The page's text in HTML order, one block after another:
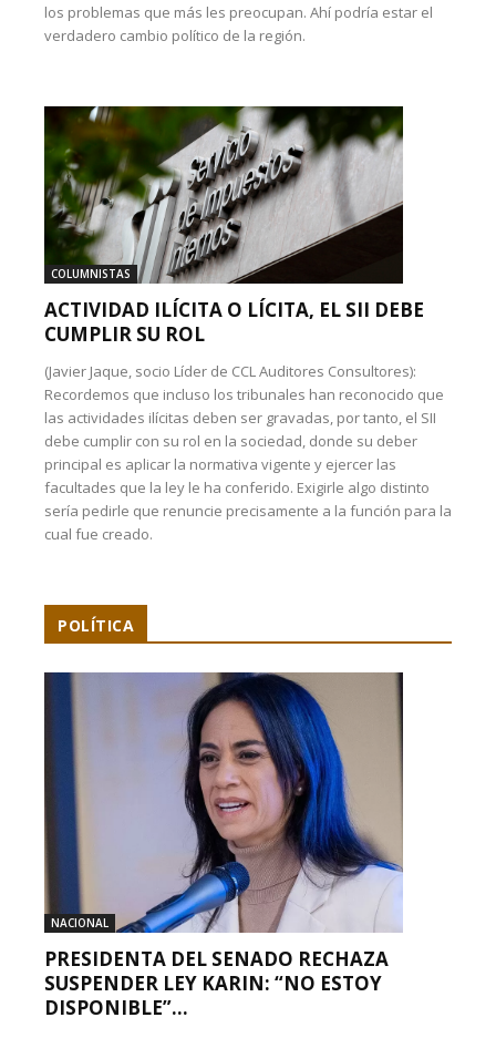
los problemas que más les preocupan. Ahí podría estar el
verdadero cambio político de la región.
COLUMNISTAS
ACTIVIDAD ILÍCITA O LÍCITA, EL SII DEBE
CUMPLIR SU ROL
(Javier Jaque, socio Líder de CCL Auditores Consultores):
Recordemos que incluso los tribunales han reconocido que
las actividades ilícitas deben ser gravadas, por tanto, el SII
debe cumplir con su rol en la sociedad, donde su deber
principal es aplicar la normativa vigente y ejercer las
facultades que la ley le ha conferido. Exigirle algo distinto
sería pedirle que renuncie precisamente a la función para la
cual fue creado.
POLÍTICA
NACIONAL
PRESIDENTA DEL SENADO RECHAZA
SUSPENDER LEY KARIN: “NO ESTOY
DISPONIBLE”...